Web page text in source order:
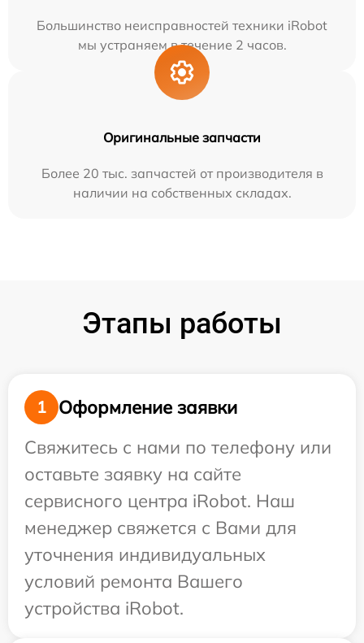
Большинство неисправностей техники iRobot
мы устраняем в течение 2 часов.
Оригинальные запчасти
Более 20 тыс. запчастей от производителя в
наличии на собственных складах.
Этапы работы
1
Оформление заявки
Свяжитесь с нами по телефону или
оставьте заявку на сайте
сервисного центра iRobot. Наш
менеджер свяжется с Вами для
уточнения индивидуальных
условий ремонта Вашего
устройства iRobot.